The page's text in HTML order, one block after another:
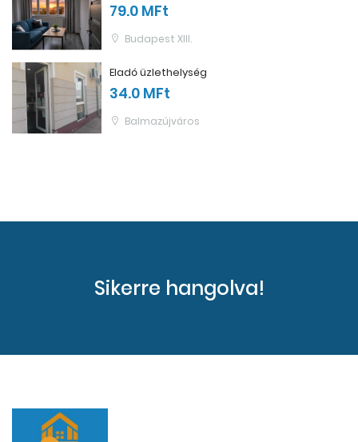
79.0 MFt
Budapest XIII.
Eladó üzlethelység
34.0 MFt
Balmazújváros
Sikerre hangolva!